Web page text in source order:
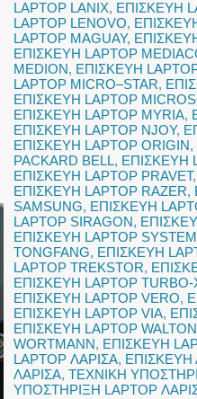
LAPTOP LANIX, ΕΠΙΣΚΕΥΗ
LAPTOP LENOVO,
LAPTOP MAGUAY,
ΕΠΙΣΚΕΥΗ LAPTOP
MEDION, ΕΠΙΣΚΕΥΗ
LAPTOP MICRO–STAR,
ΕΠΙΣΚΕΥΗ LAPTOP
ΕΠΙΣΚΕΥΗ LAPTOP MYRIA,
ΕΠΙΣΚΕΥΗ LAPTOP NJOY,
ΕΠΙΣΚΕΥΗ LAPTOP ORIGIN,
PACKARD BELL, ΕΠΙΣΚΕΥΗ
ΕΠΙΣΚΕΥΗ LAPTOP PRAVET,
ΕΠΙΣΚΕΥΗ LAPTOP RAZER,
SAMSUNG, ΕΠΙΣΚΕΥΗ
LAPTOP SIRAGON,
ΕΠΙΣΚΕΥΗ LAPTOP
TONGFANG, ΕΠΙΣΚΕΥΗ
LAPTOP TREKSTOR,
ΕΠΙΣΚΕΥΗ LAPTOP TURBO-
ΕΠΙΣΚΕΥΗ LAPTOP VERO,
ΕΠΙΣΚΕΥΗ LAPTOP VIA,
ΕΠΙΣΚΕΥΗ LAPTOP WALTON
WORTMANN, ΕΠΙΣΚΕΥΗ
LAPTOP ΛΑΡΙΣΑ,
ΛΑΡΙΣΑ,ΤΕΧΝΙΚΗ
ΥΠΟΣΤΗΡΙΞΗ LAPTOP